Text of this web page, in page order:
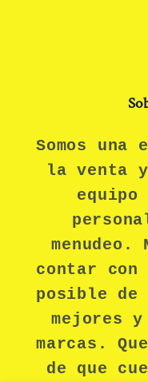
Somos una
la venta
equipo
menudeo.
contar con
posible de
mejores y
marcas.
de que